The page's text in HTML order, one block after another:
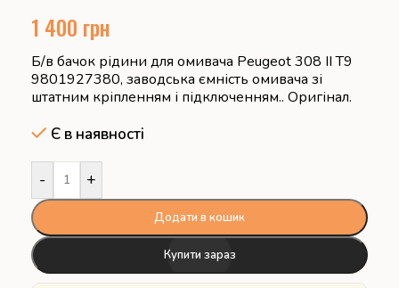
1 400 грн
Б/в бачок рідини для омивача Peugeot 308 II T9
9801927380, заводська ємність омивача зі
штатним кріпленням і підключенням.. Оригінал.
Є в наявності
- +
Додати в кошик
Купити зараз